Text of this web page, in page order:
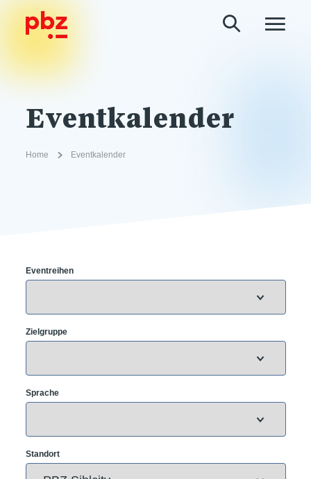
Eventkalender
Home Eventkalender
Eventreihen
Zielgruppe
Sprache
Standort